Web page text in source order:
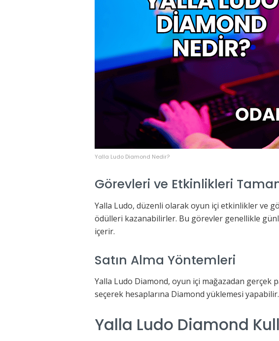
Yalla Ludo Diamond Nedir?
Görevleri ve Etkinlikleri
Yalla Ludo, düzenli olarak oyun içi etkinlikler ve
ödülleri kazanabilirler. Bu görevler genellikle
içerir.
Satın Alma Yöntemleri
Yalla Ludo Diamond, oyun içi mağazadan gerçek
seçerek hesaplarına Diamond yüklemesi
Yalla Ludo Diamond